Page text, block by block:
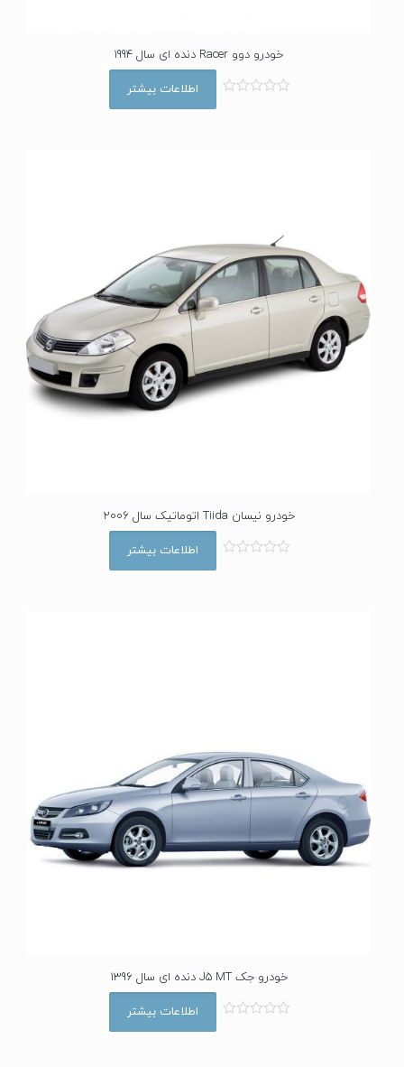
خودرو دوو Racer دنده ای سال 1994
اطلاعات بیشتر
خودرو نیسان Tiida اتوماتیک سال 2006
اطلاعات بیشتر
خودرو جک J5 MT دنده ای سال 1396
اطلاعات بیشتر